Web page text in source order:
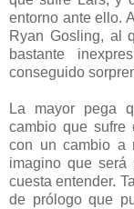
entorno ante ello.
Ryan Gosling, al
bastante
conseguido
La mayor pega
cambio que sufre
con un cambio a
imagino que
cuesta entender.
de prólogo que